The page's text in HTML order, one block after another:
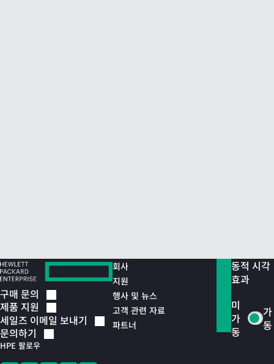
구매 문의
제품 지원
세일즈 이메일 보내기
문의하기
HPE 팔로우
회사
지원
행사 및 뉴스
고객 관련 자료
파트너
동적 시각
효과
미
가
동
가
동